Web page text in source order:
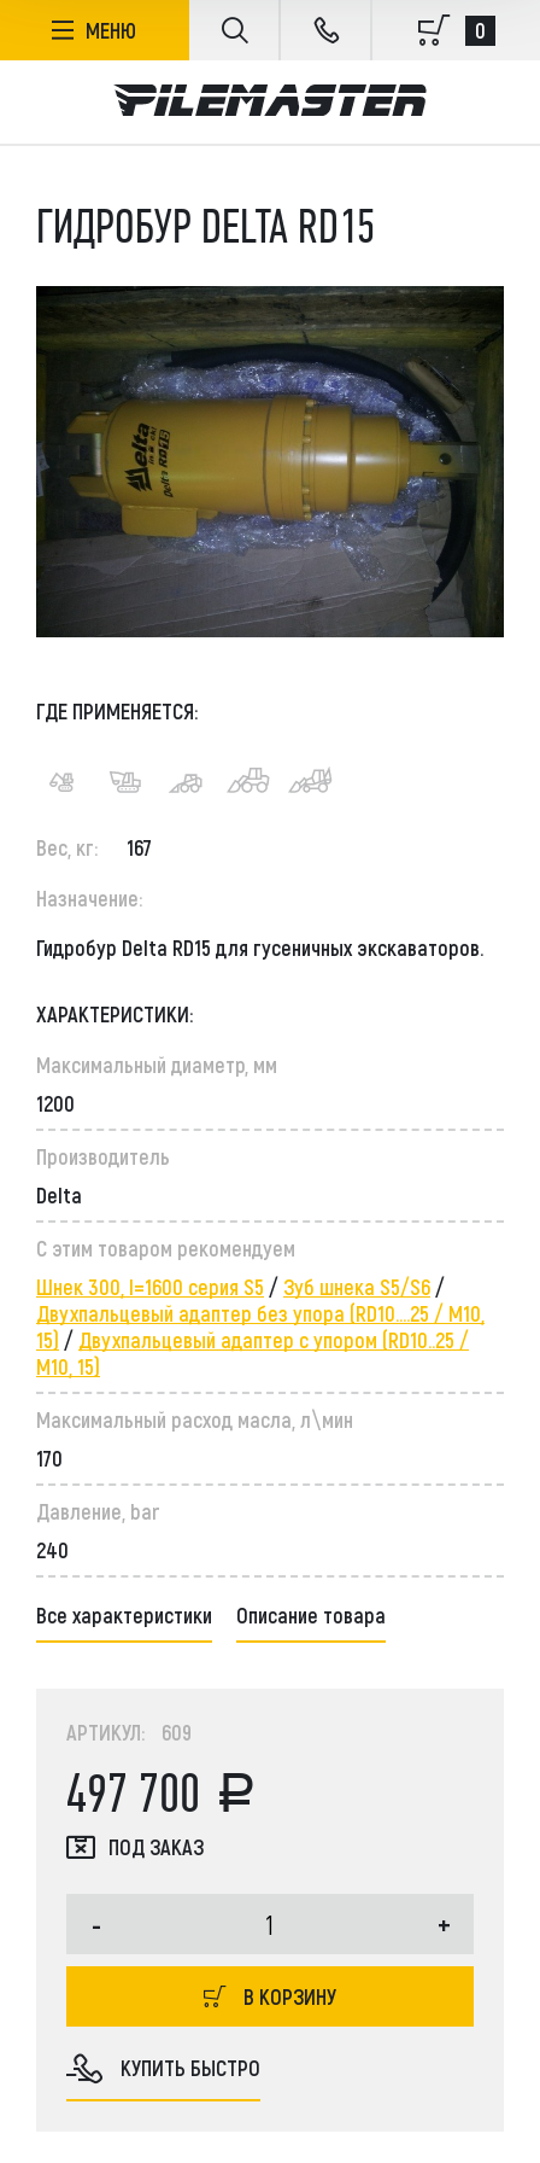
МЕНЮ 0
ГИДРОБУР DELTA RD15
ГДЕ ПРИМЕНЯЕТСЯ:
Вес, кг:
167
Назначение:
Гидробур Delta RD15 для гусеничных экскаваторов.
ХАРАКТЕРИСТИКИ:
Максимальный диаметр, мм
1200
Производитель
Delta
С этим товаром рекомендуем
Шнек 300, l=1600 серия S5 / Зуб шнека S5/S6 /
Двухпальцевый адаптер без упора (RD10....25 / M10,
15) / Двухпальцевый адаптер с упором (RD10..25 /
M10, 15)
Максимальный расход масла, л\мин
170
Давление, bar
240
Все характеристики Описание товара
АРТИКУЛ: 609
497 700
ПОД ЗАКАЗ
- +
В КОРЗИНУ
КУПИТЬ БЫСТРО